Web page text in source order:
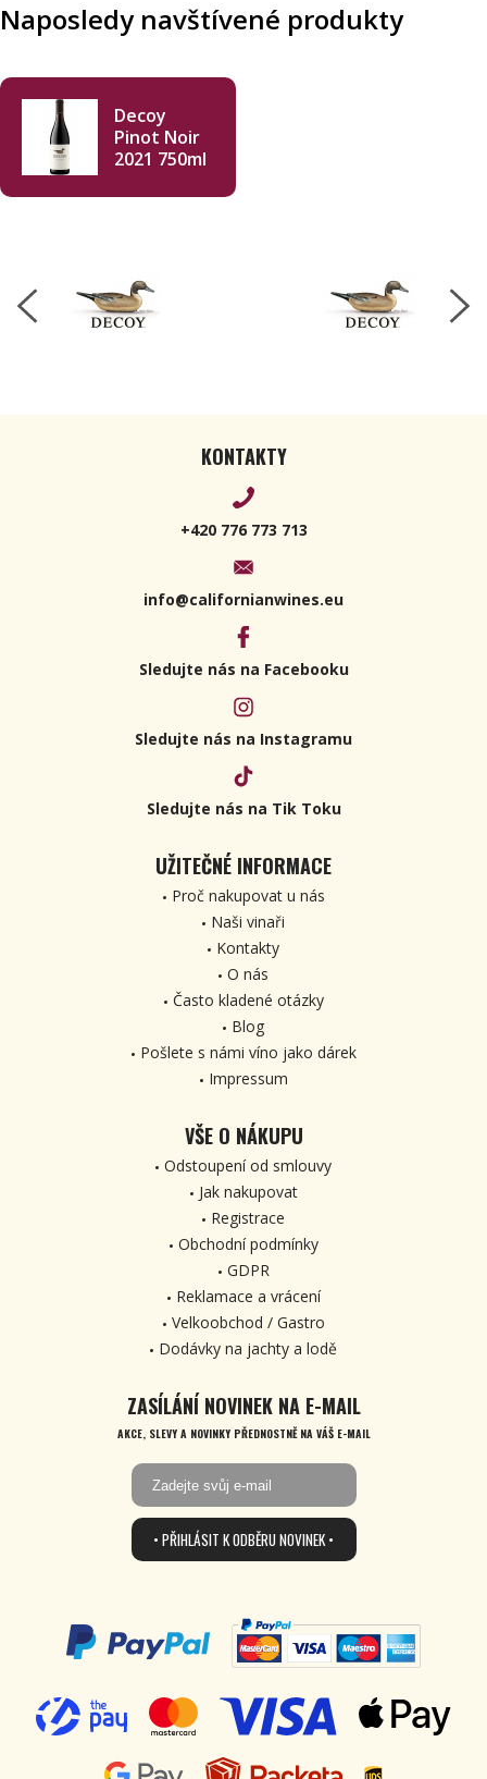
Naposledy navštívené produkty
Decoy
Pinot Noir
2021 750ml
KONTAKTY
+420 776 773 713
info@californianwines.eu
Sledujte nás na Facebooku
Sledujte nás na Instagramu
Sledujte nás na Tik Toku
UŽITEČNÉ INFORMACE
Proč nakupovat u nás
Naši vinaři
Kontakty
O nás
Často kladené otázky
Blog
Pošlete s námi víno jako dárek
Impressum
VŠE O NÁKUPU
Odstoupení od smlouvy
Jak nakupovat
Registrace
Obchodní podmínky
GDPR
Reklamace a vrácení
Velkoobchod / Gastro
Dodávky na jachty a lodě
ZASÍLÁNÍ NOVINEK NA E-MAIL
AKCE, SLEVY A NOVINKY PŘEDNOSTNĚ NA VÁŠ E-MAIL
• PŘIHLÁSIT K ODBĚRU NOVINEK •